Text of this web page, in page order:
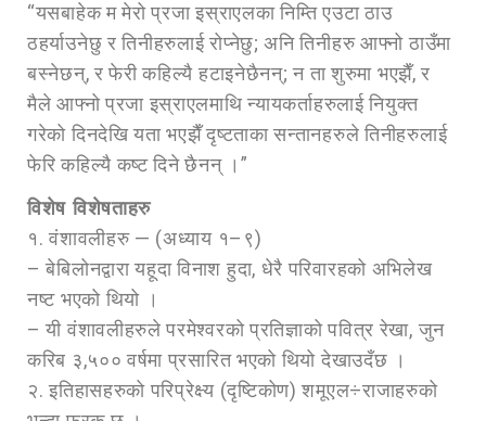
“यसबाहेक म मेरो प्रजा इस्राएलका निम्ति एउटा ठाउ
ठहर्याउनेछु र तिनीहरुलाई रोप्नेछु; अनि तिनीहरु आफ्नो ठाउँमा
बस्नेछन्, र फेरी कहिल्यै हटाइनेछैनन्; न ता शुरुमा भएझैँ, र
मैले आफ्नो प्रजा इस्राएलमाथि न्यायकर्ताहरुलाई नियुक्त
गरेको दिनदेखि यता भएझैँ दृष्टताका सन्तानहरुले तिनीहरुलाई
फेरि कहिल्यै कष्ट दिने छैनन् ।”
विशेष विशेषताहरु
१. वंशावलीहरु — (अध्याय १–९)
– बेबिलोनद्वारा यहूदा विनाश हुदा, धेरै परिवारहको अभिलेख
नष्ट भएको थियो ।
– यी वंशावलीहरुले परमेश्वरको प्रतिज्ञाको पवित्र रेखा, जुन
करिब ३,५०० वर्षमा प्रसारित भएको थियो देखाउदँछ ।
२. इतिहासहरुको परिप्रेक्ष्य (दृष्टिकोण) शमूएल÷राजाहरुको